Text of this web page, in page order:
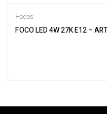
Focos
FOCO LED 4W 27K E12 –